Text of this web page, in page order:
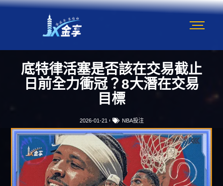
底特律活塞是否該在交易截止
日前全力衝冠？8大潛在交易
目標
2026-01-21 NBA投注